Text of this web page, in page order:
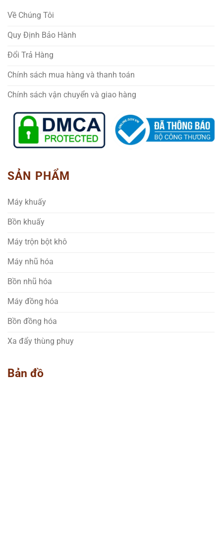
Về Chúng Tôi
Quy Định Bảo Hành
Đổi Trả Hàng
Chính sách mua hàng và thanh toán
Chính sách vận chuyển và giao hàng
SẢN PHẨM
Máy khuấy
Bồn khuấy
Máy trộn bột khô
Máy nhũ hóa
Bồn nhũ hóa
Máy đồng hóa
Bồn đồng hóa
Xa đẩy thùng phuy
Bản đồ